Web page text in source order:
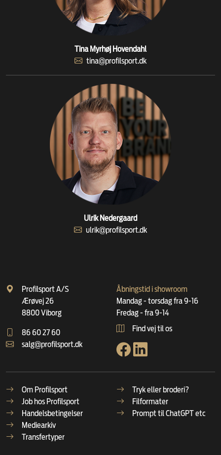
Tina Myrhøj Hovendahl
tina@profilsport.dk
Ulrik Nedergaard
ulrik@profilsport.dk
Profilsport A/S
Ærøvej 26
8800 Viborg
86 60 27 60
salg@profilsport.dk
Åbningstid i showroom
Mandag - torsdag fra 9-16
Fredag - fra 9-14
Find vej til os
Om Profilsport
Job hos Profilsport
Handelsbetingelser
Mediearkiv
Transfertyper
Tryk eller broderi?
Filformater
Prompt til ChatGPT etc